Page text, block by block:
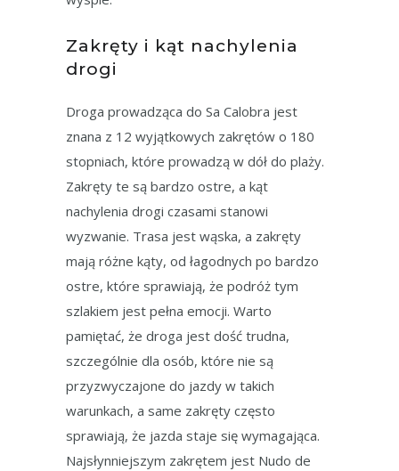
Zakręty i kąt nachylenia
drogi
Droga prowadząca do Sa Calobra jest
znana z 12 wyjątkowych zakrętów o 180
stopniach, które prowadzą w dół do plaży.
Zakręty te są bardzo ostre, a kąt
nachylenia drogi czasami stanowi
wyzwanie. Trasa jest wąska, a zakręty
mają różne kąty, od łagodnych po bardzo
ostre, które sprawiają, że podróż tym
szlakiem jest pełna emocji. Warto
pamiętać, że droga jest dość trudna,
szczególnie dla osób, które nie są
przyzwyczajone do jazdy w takich
warunkach, a same zakręty często
sprawiają, że jazda staje się wymagająca.
Najsłynniejszym zakrętem jest Nudo de